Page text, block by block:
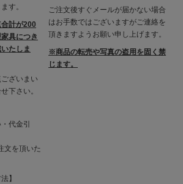
す。
計が200
具につき
たしま
ざいまい
下さい。
代金引
文を頂いた
】
ご注文後すぐメールが届かない場合
はお手数ではございますがご連絡を
頂きますようお願い申し上げます。
※商品の転売や写真の盗用を固く禁
じます。